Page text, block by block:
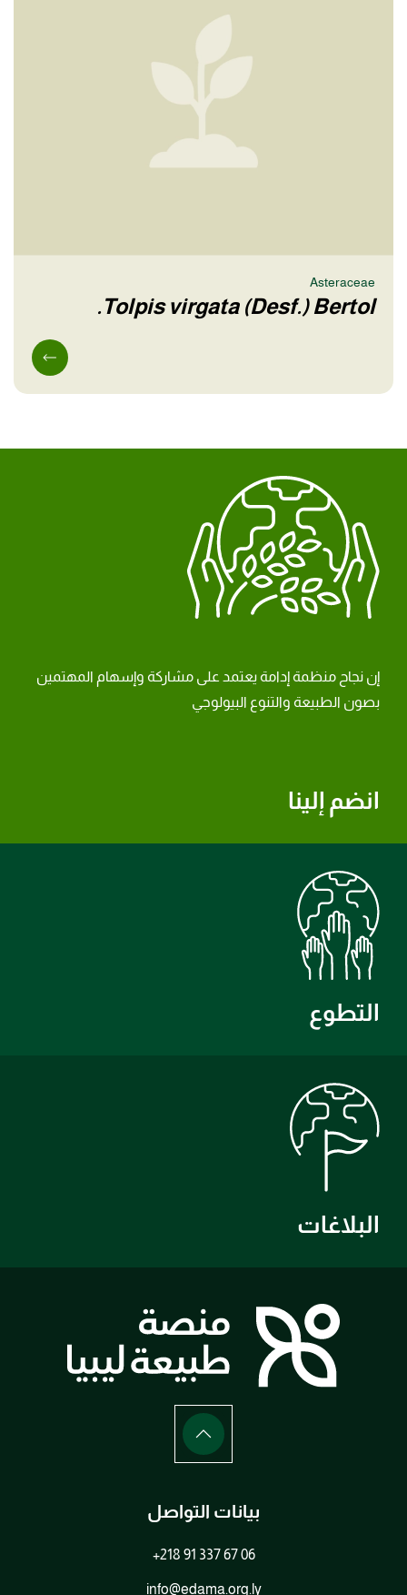
Asteraceae
Tolpis virgata (Desf.) Bertol.
انضم إلينا
إن نجاح منظمة إدامة يعتمد على مشاركة وإسهام المهتمين
بصون الطبيعة والتنوع البيولوجي
التطوع
البلاغات
بيانات التواصل
+218 91 337 67 06
info@edama.org.ly